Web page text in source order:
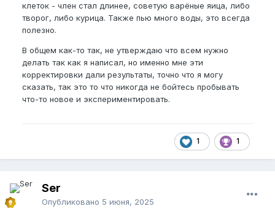
клеток - член стал длинее, советую варёные яица, либо
творог, либо курица. Также пью много воды, это всегда
полезно.
В общем как-то так, не утверждаю что всем нужно
делать так как я написал, но именно мне эти
корректировки дали результаты, точно что я могу
сказать, так это то что никогда не бойтесь пробывать
что-то новое и экспериментировать.
1 1
Ser
Опубликовано 5 июня, 2025